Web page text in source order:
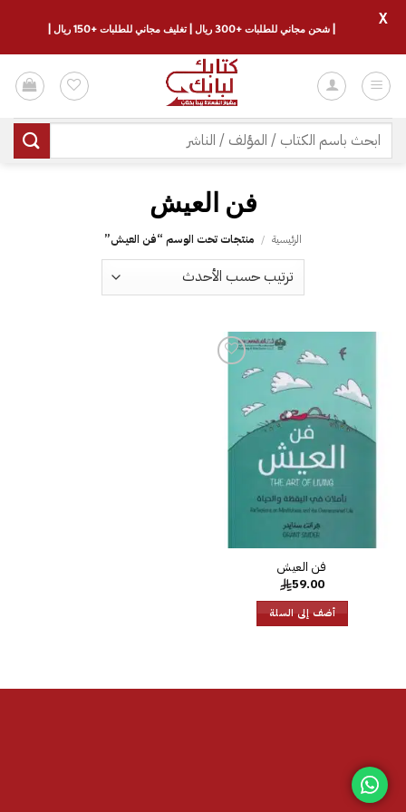
للمحتوى
البحث
عن:
فن العيش
الرئيسية / منتجات تحت الوسم “فن العيش”
الرغبات
59.00
أضف إلى السلة
| شحن مجاني للطلبات +300 ريال | تغليف مجاني للطلبات +150 ريال |
X